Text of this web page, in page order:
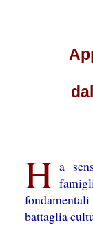
H a
battaglia